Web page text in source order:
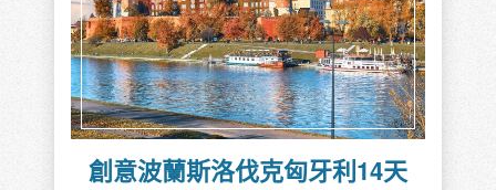
創意波蘭斯洛伐克匈牙利14天